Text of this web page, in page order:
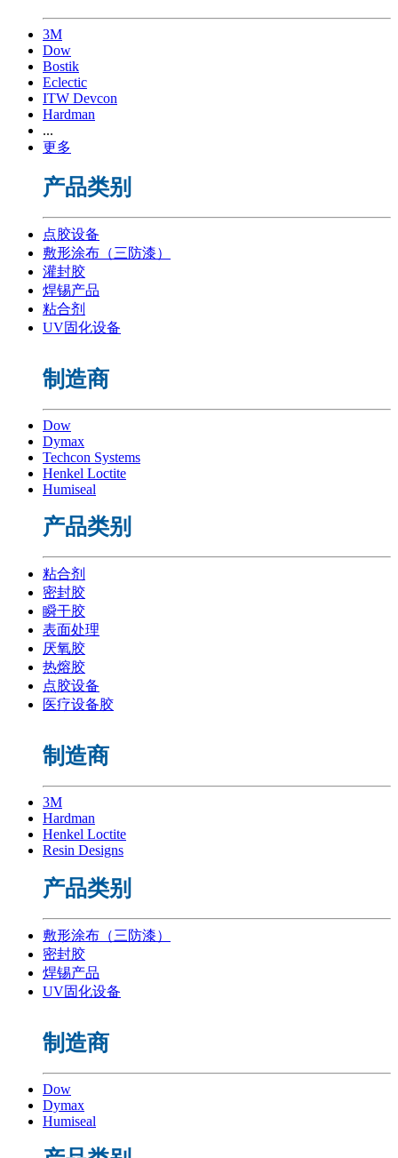
3M
Dow
Bostik
Eclectic
ITW Devcon
Hardman
...
更多
产品类别
点胶设备
敷形涂布（三防漆）
灌封胶
焊锡产品
粘合剂
UV固化设备
制造商
Dow
Dymax
Techcon Systems
Henkel Loctite
Humiseal
产品类别
粘合剂
密封胶
瞬干胶
表面处理
厌氧胶
热熔胶
点胶设备
医疗设备胶
制造商
3M
Hardman
Henkel Loctite
Resin Designs
产品类别
敷形涂布（三防漆）
密封胶
焊锡产品
UV固化设备
制造商
Dow
Dymax
Humiseal